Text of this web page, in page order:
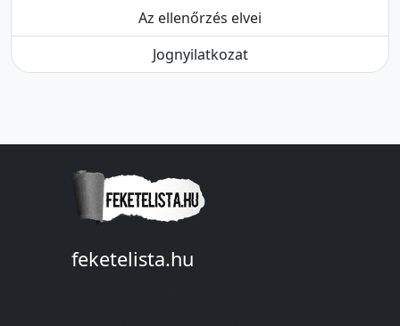
Az ellenőrzés elvei
Jognyilatkozat
feketelista.hu